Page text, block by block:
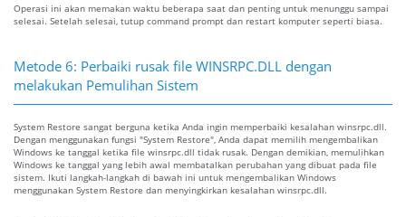
Operasi ini akan memakan waktu beberapa saat dan penting untuk menunggu sampai
selesai. Setelah selesai, tutup command prompt dan restart komputer seperti biasa.
Metode 6: Perbaiki rusak file WINSRPC.DLL dengan
melakukan Pemulihan Sistem
System Restore sangat berguna ketika Anda ingin memperbaiki kesalahan winsrpc.dll.
Dengan menggunakan fungsi "System Restore", Anda dapat memilih mengembalikan
Windows ke tanggal ketika file winsrpc.dll tidak rusak. Dengan demikian, memulihkan
Windows ke tanggal yang lebih awal membatalkan perubahan yang dibuat pada file
sistem. Ikuti langkah-langkah di bawah ini untuk mengembalikan Windows
menggunakan System Restore dan menyingkirkan kesalahan winsrpc.dll.